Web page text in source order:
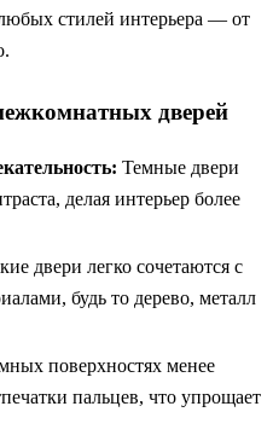
стилей интерьера — от
дверей
Темные двери
делая интерьер более
двери легко сочетаются с
будь то дерево, металл
поверхностях менее
пальцев, что упрощает